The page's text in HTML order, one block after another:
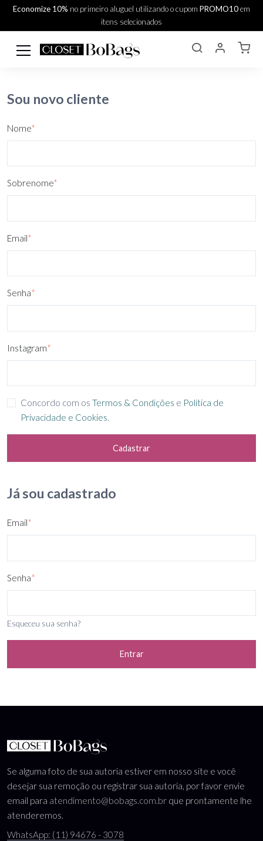
Economize 10% no primeiro aluguel utilizando o cupom PROMO10em
itens selecionados
Sou novo cliente
Nome*
Sobrenome*
Email*
Senha*
Instagram*
Concordo com os Termos & Condições e Política de
Privacidade e Cookies.
Cadastrar
Já sou cadastrado
Email*
Senha*
Esqueceu sua senha?
Entrar
Se alguma foto de sua autoria estiver em nosso site e você
desejar sua remoção ou registrar sua autoria, por favor envie
email para atendimento@bobags.com.br que prontamente lhe
atenderemos.
WhatsApp: (11) 94676 - 3078